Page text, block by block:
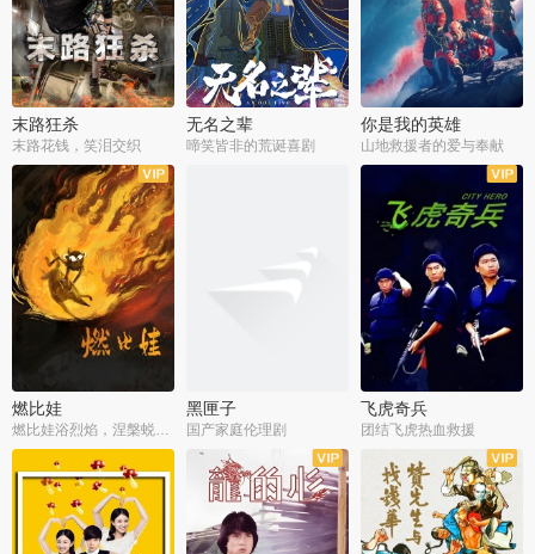
末路狂杀
末路花钱，笑泪交织
无名之辈
啼笑皆非的荒诞喜剧
你是我的英雄
山地救援者的爱与奉献
燃比娃
燃比娃浴烈焰，涅槃蜕变成人
黑匣子
国产家庭伦理剧
飞虎奇兵
团结飞虎热血救援